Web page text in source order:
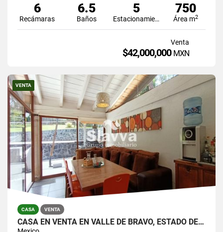
6
Recámaras
6.5
Baños
5
Estacionamiento
750
Área m2
Venta
$42,000,000 MXN
VENTA
CASA VENTA
CASA EN VENTA EN VALLE DE BRAVO, ESTADO DE MÉXICO